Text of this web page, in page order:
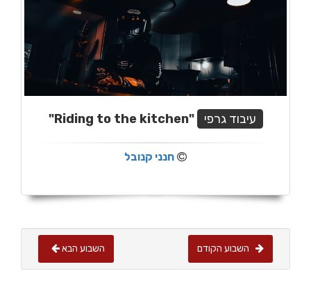
עיבוד גרפי "Riding to the kitchen"
חנני קנובל
השבוע הבא